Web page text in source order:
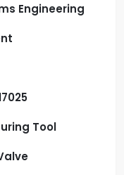
Engineering
Tool